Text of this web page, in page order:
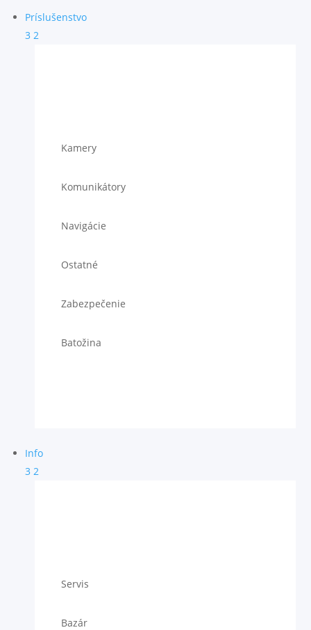
Príslušenstvo
3 2
Kamery
Komunikátory
Navigácie
Ostatné
Zabezpečenie
Batožina
Info
3 2
Servis
Bazár